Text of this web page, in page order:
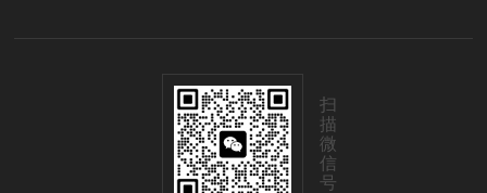
扫
描
微
信
号